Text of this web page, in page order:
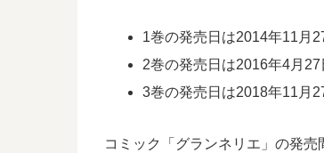
1巻の発売日は2014年11月
2巻の発売日は2016年4月27
3巻の発売日は2018年11月
コミック「グランネリエ」の発